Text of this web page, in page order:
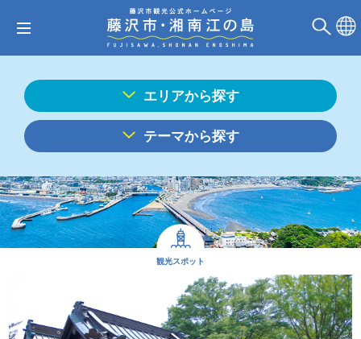
エリアから探す
テーマから探す
観光スポット